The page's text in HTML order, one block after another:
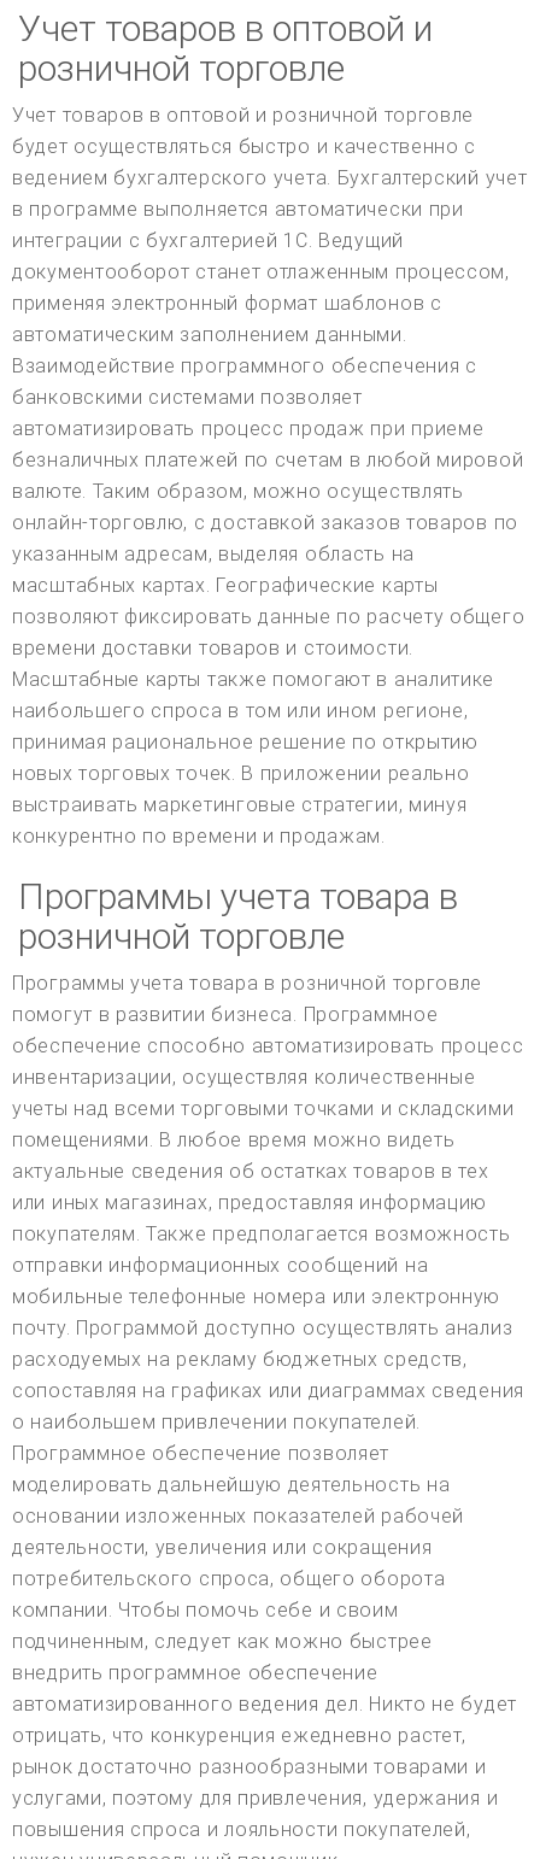
Учет товаров в оптовой и
розничной торговле
Учет товаров в оптовой и розничной торговле
будет осуществляться быстро и качественно с
ведением бухгалтерского учета. Бухгалтерский учет
в программе выполняется автоматически при
интеграции с бухгалтерией 1С. Ведущий
документооборот станет отлаженным процессом,
применяя электронный формат шаблонов с
автоматическим заполнением данными.
Взаимодействие программного обеспечения с
банковскими системами позволяет
автоматизировать процесс продаж при приеме
безналичных платежей по счетам в любой мировой
валюте. Таким образом, можно осуществлять
онлайн-торговлю, с доставкой заказов товаров по
указанным адресам, выделяя область на
масштабных картах. Географические карты
позволяют фиксировать данные по расчету общего
времени доставки товаров и стоимости.
Масштабные карты также помогают в аналитике
наибольшего спроса в том или ином регионе,
принимая рациональное решение по открытию
новых торговых точек. В приложении реально
выстраивать маркетинговые стратегии, минуя
конкурентно по времени и продажам.
Программы учета товара в
розничной торговле
Программы учета товара в розничной торговле
помогут в развитии бизнеса. Программное
обеспечение способно автоматизировать процесс
инвентаризации, осуществляя количественные
учеты над всеми торговыми точками и складскими
помещениями. В любое время можно видеть
актуальные сведения об остатках товаров в тех
или иных магазинах, предоставляя информацию
покупателям. Также предполагается возможность
отправки информационных сообщений на
мобильные телефонные номера или электронную
почту. Программой доступно осуществлять анализ
расходуемых на рекламу бюджетных средств,
сопоставляя на графиках или диаграммах сведения
о наибольшем привлечении покупателей.
Программное обеспечение позволяет
моделировать дальнейшую деятельность на
основании изложенных показателей рабочей
деятельности, увеличения или сокращения
потребительского спроса, общего оборота
компании. Чтобы помочь себе и своим
подчиненным, следует как можно быстрее
внедрить программное обеспечение
автоматизированного ведения дел. Никто не будет
отрицать, что конкуренция ежедневно растет,
рынок достаточно разнообразными товарами и
услугами, поэтому для привлечения, удержания и
повышения спроса и лояльности покупателей,